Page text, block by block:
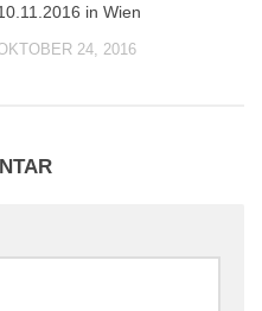
in Wien
24, 2016